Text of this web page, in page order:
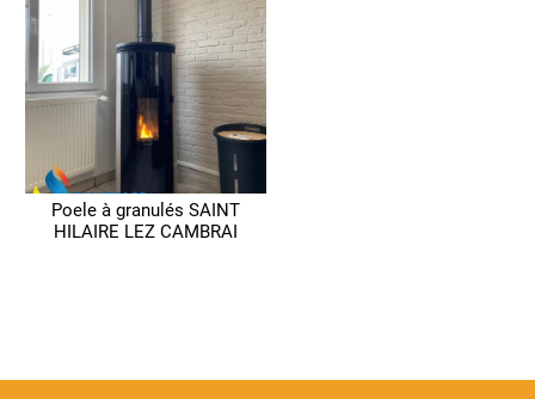
Poele à granulés SAINT
HILAIRE LEZ CAMBRAI